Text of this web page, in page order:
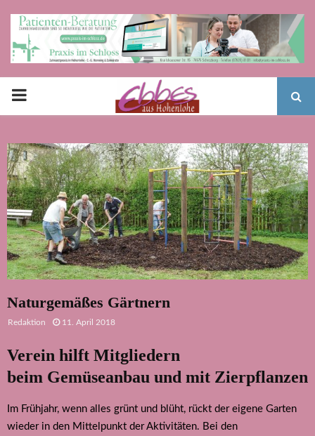
PRIMARY
Naturgemäßes Gärtnern
Redaktion 11. April 2018
Verein hilft Mitgliedern
beim Gemüseanbau und mit Zierpflanzen
Im Frühjahr, wenn alles grünt und blüht, rückt der eigene Garten
wieder in den Mittelpunkt der Aktivitäten. Bei den